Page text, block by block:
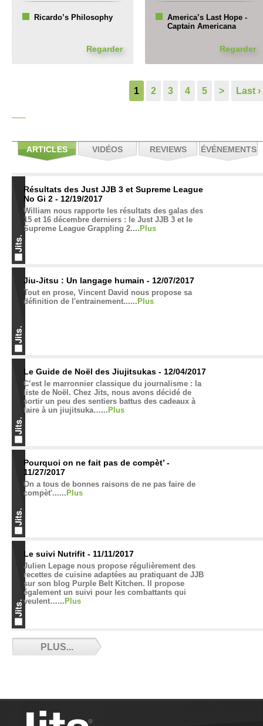
Ricardo’s Philosophy
Regarder
America’s Last Hope -
Captain Americana
Regarder
1 2 3 4 5 > Last ›
ARTICLES VIDÉOS REVIEWS ÉVÉNEMENTS
Résultats des Just JJB 3 et Supreme League
No Gi 2 - 12/19/2017
William nous rapporte les résultats des galas des
15 et 16 décembre derniers : le Just JJB 3 et le
Supreme League Grappling 2.... Plus
Jiu-Jitsu : Un langage humain - 12/07/2017
Tout en prose, Vincent David nous propose sa
définition de l'entrainement...... Plus
Le Guide de Noël des Jiujitsukas - 12/04/2017
C’est le marronnier classique du journalisme : la
liste de Noël. Chez Jits, nous avons décidé de
sortir un peu des sentiers battus des cadeaux à
faire à un jiujitsuka…... Plus
Pourquoi on ne fait pas de compèt’ -
11/27/2017
On a tous de bonnes raisons de ne pas faire de
compèt'...... Plus
Le suivi Nutrifit - 11/11/2017
Julien Lepage nous propose régulièrement des
recettes de cuisine adaptées au pratiquant de JJB
sur son blog Purple Belt Kitchen. Il propose
également un suivi pour les combattants qui
veulent…... Plus
Résultats des Français à Baku - 10/24/2017
Les résultats des Français aux Championnats du
PLUS...